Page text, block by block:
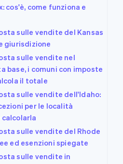
cos'è, come funziona e
sulle vendite del Kansas
giurisdizione
sulle vendite nel
base, i comuni con imposte
il totale
sulle vendite dell'Idaho:
per le località
sulle vendite del Rhode
ed esenzioni spiegate
sulle vendite in